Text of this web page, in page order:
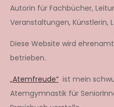
Autorin für Fachbücher,
Veranstaltungen, Künstlerin,
Diese Website wird
betrieben.
„Atemfreude“ ist mein
Atemgymnastik für